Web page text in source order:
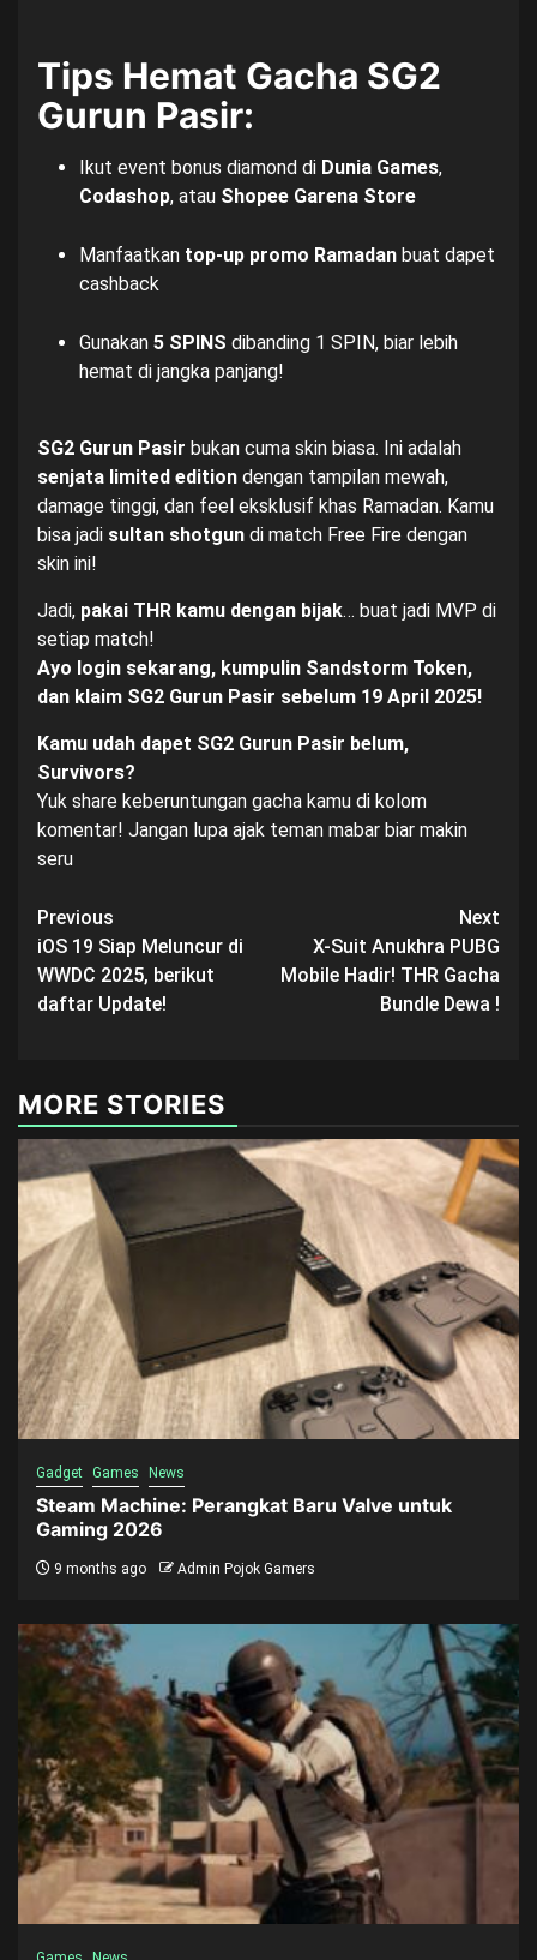
Tips Hemat Gacha SG2
Gurun Pasir:
Ikut event bonus diamond di Dunia Games,
Codashop, atau Shopee Garena Store
Manfaatkan top-up promo Ramadan buat dapet
cashback
Gunakan 5 SPINS dibanding 1 SPIN, biar lebih
hemat di jangka panjang!
SG2 Gurun Pasir bukan cuma skin biasa. Ini adalah
senjata limited edition dengan tampilan mewah,
damage tinggi, dan feel eksklusif khas Ramadan. Kamu
bisa jadi sultan shotgun di match Free Fire dengan
skin ini!
Jadi, pakai THR kamu dengan bijak… buat jadi MVP di
setiap match!
Ayo login sekarang, kumpulin Sandstorm Token,
dan klaim SG2 Gurun Pasir sebelum 19 April 2025!
Kamu udah dapet SG2 Gurun Pasir belum,
Survivors?
Yuk share keberuntungan gacha kamu di kolom
komentar! Jangan lupa ajak teman mabar biar makin
seru
Post
navigation
Previous
iOS 19 Siap Meluncur di
WWDC 2025, berikut
daftar Update!
Next
X-Suit Anukhra PUBG
Mobile Hadir! THR Gacha
Bundle Dewa !
MORE STORIES
Gadget Games News
Steam Machine: Perangkat Baru Valve untuk
Gaming 2026
9 months ago Admin Pojok Gamers